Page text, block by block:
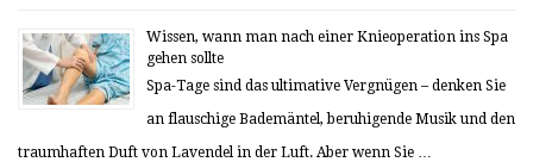
Wissen, wann man nach einer Knieoperation ins Spa
gehen sollte
Spa-Tage sind das ultimative Vergnügen – denken Sie
an flauschige Bademäntel, beruhigende Musik und den
traumhaften Duft von Lavendel in der Luft. Aber wenn Sie …